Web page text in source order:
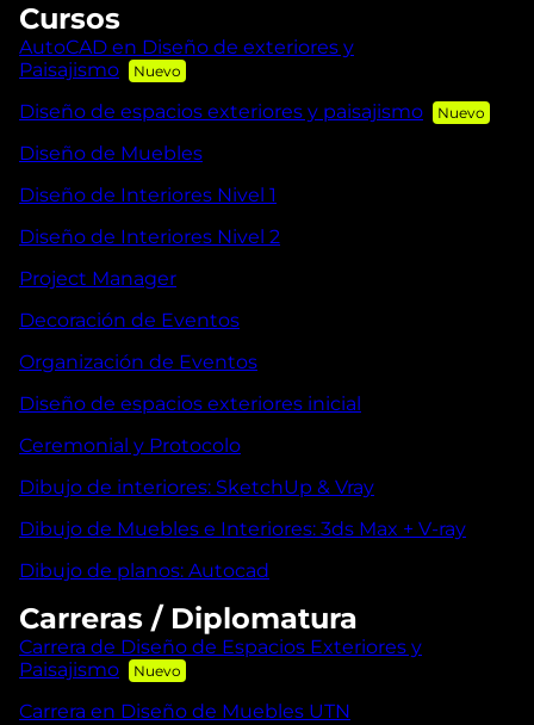
Cursos
AutoCAD en Diseño de exteriores y
Paisajismo
Diseño de espacios exteriores y paisajismo
Diseño de Muebles
Diseño de Interiores Nivel 1
Diseño de Interiores Nivel 2
Project Manager
Decoración de Eventos
Organización de Eventos
Diseño de espacios exteriores inicial
Ceremonial y Protocolo
Dibujo de interiores: SketchUp & Vray
Dibujo de Muebles e Interiores: 3ds Max + V-ray
Dibujo de planos: Autocad
Carreras / Diplomatura
Carrera de Diseño de Espacios Exteriores y
Paisajismo
Carrera en Diseño de Muebles UTN